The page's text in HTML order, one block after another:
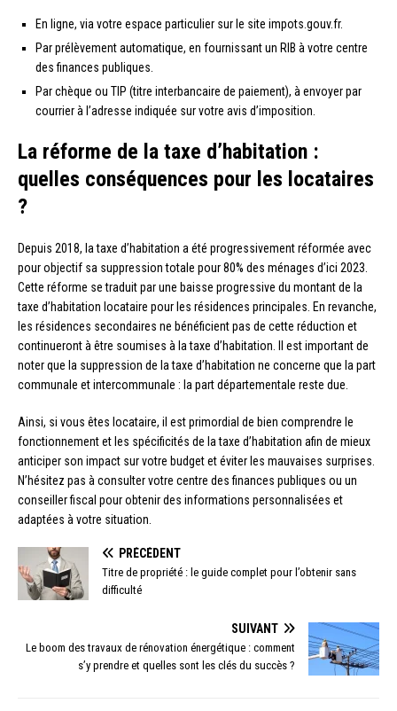
En ligne, via votre espace particulier sur le site impots.gouv.fr.
Par prélèvement automatique, en fournissant un RIB à votre centre
des finances publiques.
Par chèque ou TIP (titre interbancaire de paiement), à envoyer par
courrier à l’adresse indiquée sur votre avis d’imposition.
La réforme de la taxe d’habitation :
quelles conséquences pour les locataires
?
Depuis 2018, la taxe d’habitation a été progressivement réformée avec
pour objectif sa suppression totale pour 80% des ménages d’ici 2023.
Cette réforme se traduit par une baisse progressive du montant de la
taxe d’habitation locataire pour les résidences principales. En revanche,
les résidences secondaires ne bénéficient pas de cette réduction et
continueront à être soumises à la taxe d’habitation. Il est important de
noter que la suppression de la taxe d’habitation ne concerne que la part
communale et intercommunale : la part départementale reste due.
Ainsi, si vous êtes locataire, il est primordial de bien comprendre le
fonctionnement et les spécificités de la taxe d’habitation afin de mieux
anticiper son impact sur votre budget et éviter les mauvaises surprises.
N’hésitez pas à consulter votre centre des finances publiques ou un
conseiller fiscal pour obtenir des informations personnalisées et
adaptées à votre situation.
PRÉCÉDENT
Titre de propriété : le guide complet pour l’obtenir sans
difficulté
SUIVANT
Le boom des travaux de rénovation énergétique : comment
s’y prendre et quelles sont les clés du succès ?